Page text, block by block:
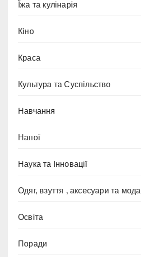
Їжа та кулінарія
Кіно
Краса
Культура та Суспільство
Навчання
Напої
Наука та Інновації
Одяг, взуття , аксесуари та мода
Освіта
Поради